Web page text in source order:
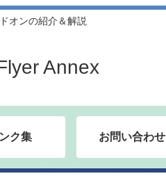
オンの紹介＆解説
Annex
ク集 お問い合わせ